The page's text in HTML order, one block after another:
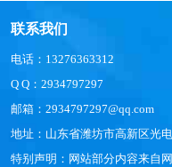
联系我们
电话：13276363312
Q Q：2934797297
邮箱：2934797297@qq.com
地址：山东省潍坊市高新区光
特别声明：网站部分内容来自